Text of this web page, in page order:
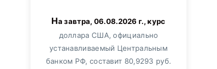
На завтра, 06.08.2026 г., курс
доллара США, официально
устанавливаемый Центральным
банком РФ, составит 80,9293 руб.